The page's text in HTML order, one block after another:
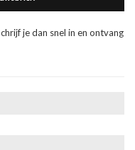
je dan snel in en ontvang